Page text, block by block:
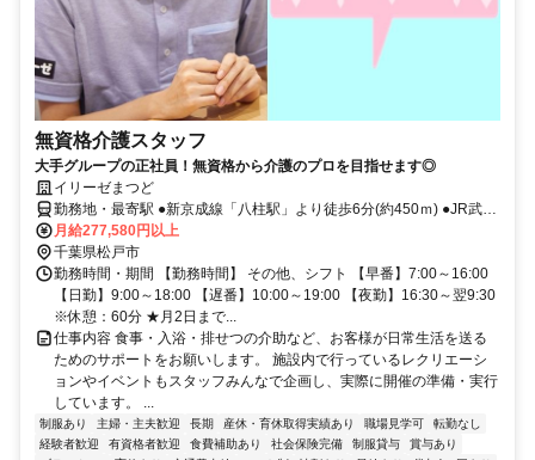
無資格介護スタッフ
大手グループの正社員！無資格から介護のプロを目指せます◎
イリーゼまつど
勤務地・最寄駅 ●新京成線「八柱駅」より徒歩6分(約450ｍ) ●JR武蔵
野線「新八柱駅」より徒歩6分(約450ｍ) ※車通勤OK
月給277,580円以上
千葉県松戸市
勤務時間・期間 【勤務時間】 その他、シフト 【早番】7:00～16:00
【日勤】9:00～18:00 【遅番】10:00～19:00 【夜勤】16:30～翌9:30
※休憩：60分 ★月2日まで...
仕事内容 食事・入浴・排せつの介助など、お客様が日常生活を送る
ためのサポートをお願いします。 施設内で行っているレクリエーシ
ョンやイベントもスタッフみんなで企画し、実際に開催の準備・実行
しています。 ...
制服あり 主婦・主夫歓迎 長期 産休・育休取得実績あり 職場見学可
転勤なし
経験者歓迎
有資格者歓迎 食費補助あり 社会保険完備 制服貸与
賞与あり